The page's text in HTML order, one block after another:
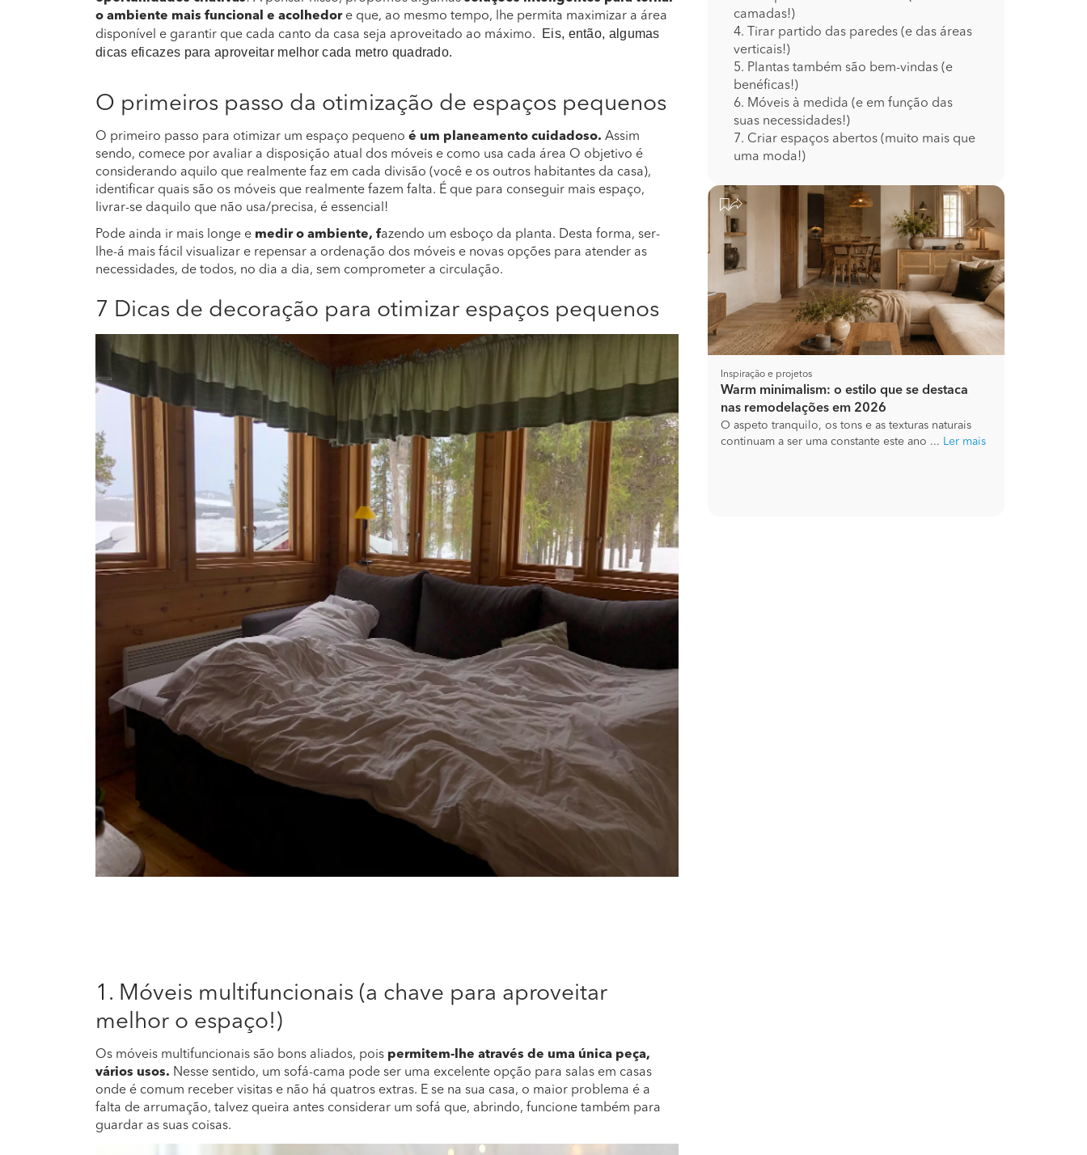
o ambiente mais funcional e acolhedor e que, ao mesmo tempo, lhe permita maximizar a área
disponível e garantir que cada canto da casa seja aproveitado ao máximo.
Eis, então, algumas
dicas eficazes para aproveitar melhor cada metro quadrado.
O primeiros passo da otimização de espaços pequenos
O primeiro passo para otimizar um espaço pequeno é um planeamento cuidadoso. Assim
sendo, comece por avaliar a disposição atual dos móveis e como usa cada área O objetivo é
considerando aquilo que realmente faz em cada divisão (você e os outros habitantes da casa),
identificar quais são os móveis que realmente fazem falta. É que para conseguir mais espaço,
livrar-se daquilo que não usa/precisa, é essencial!
Pode ainda ir mais longe e medir o ambiente, fazendo um esboço da planta. Desta forma, ser-
lhe-á mais fácil visualizar e repensar a ordenação dos móveis e novas opções para atender as
necessidades, de todos, no dia a dia, sem comprometer a circulação.
7 Dicas de decoração para otimizar espaços pequenos
1. Móveis multifuncionais (a chave para aproveitar
melhor o espaço!)
Os móveis multifuncionais são bons aliados, pois permitem-lhe através de uma única peça,
vários usos. Nesse sentido, um sofá-cama pode ser uma excelente opção para salas em casas
onde é comum receber visitas e não há quatros extras. E se na sua casa, o maior problema é a
falta de arrumação, talvez queira antes considerar um sofá que, abrindo, funcione também para
guardar as suas coisas.
camadas!)
4. Tirar partido das paredes (e das áreas
verticais!)
5. Plantas também são bem-vindas (e
benéficas!)
6. Móveis à medida (e em função das
suas necessidades!)
7. Criar espaços abertos (muito mais que
uma moda!)
Inspiração e projetos
Warm minimalism: o estilo que se destaca
nas remodelações em 2026
O aspeto tranquilo, os tons e as texturas naturais
continuam a ser uma constante este ano ... Ler mais